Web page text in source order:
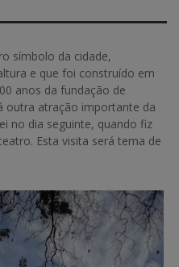
símbolo da cidade,
e que foi construído em
anos da fundação de
outra atração importante da
no dia seguinte, quando fiz
Esta visita será tema de